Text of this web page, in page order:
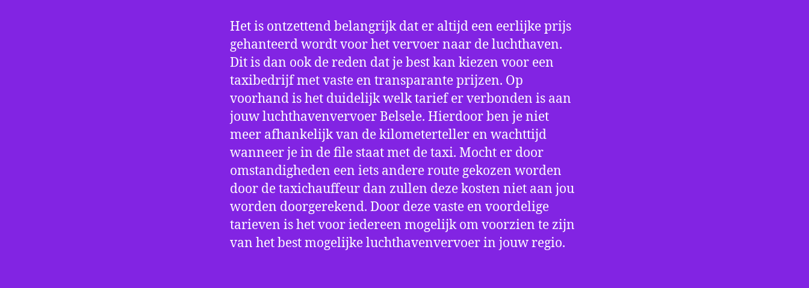
Het is ontzettend belangrijk dat er altijd een eerlijke prijs
gehanteerd wordt voor het vervoer naar de luchthaven.
Dit is dan ook de reden dat je best kan kiezen voor een
taxibedrijf met vaste en transparante prijzen. Op
voorhand is het duidelijk welk tarief er verbonden is aan
jouw luchthavenvervoer Belsele. Hierdoor ben je niet
meer afhankelijk van de kilometerteller en wachttijd
wanneer je in de file staat met de taxi. Mocht er door
omstandigheden een iets andere route gekozen worden
door de taxichauffeur dan zullen deze kosten niet aan jou
worden doorgerekend. Door deze vaste en voordelige
tarieven is het voor iedereen mogelijk om voorzien te zijn
van het best mogelijke luchthavenvervoer in jouw regio.